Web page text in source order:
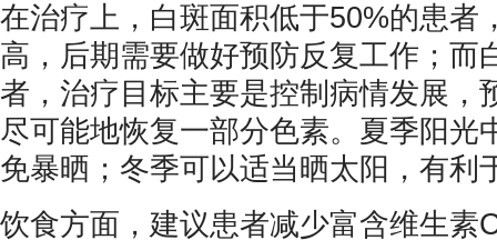
在治疗上，白斑面积低于50%的患者
高，后期需要做好预防反复工作；而
者，治疗目标主要是控制病情发展，
尽可能地恢复一部分色素。夏季阳光
免暴晒；冬季可以适当晒太阳，有利
饮食方面，建议患者减少富含维生素